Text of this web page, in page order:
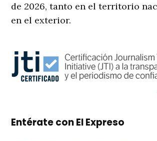
de 2026, tanto en el territorio
en el exterior.
Entérate con El Expreso